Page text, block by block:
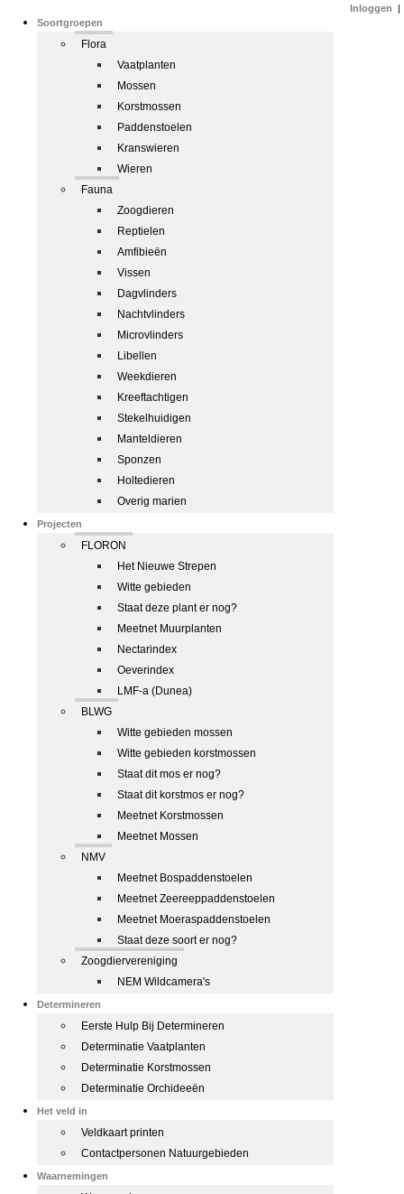
Soortgroepen
Flora
Vaatplanten
Mossen
Korstmossen
Paddenstoelen
Kranswieren
Wieren
Fauna
Zoogdieren
Reptielen
Amfibieën
Vissen
Dagvlinders
Nachtvlinders
Microvlinders
Libellen
Weekdieren
Kreeftachtigen
Stekelhuidigen
Manteldieren
Sponzen
Holtedieren
Overig marien
Projecten
FLORON
Het Nieuwe Strepen
Witte gebieden
Staat deze plant er nog?
Meetnet Muurplanten
Nectarindex
Oeverindex
LMF-a (Dunea)
BLWG
Witte gebieden mossen
Witte gebieden korstmossen
Staat dit mos er nog?
Staat dit korstmos er nog?
Meetnet Korstmossen
Meetnet Mossen
NMV
Meetnet Bospaddenstoelen
Meetnet Zeereeppaddenstoelen
Meetnet Moeraspaddenstoelen
Staat deze soort er nog?
Zoogdiervereniging
NEM Wildcamera's
Determineren
Eerste Hulp Bij Determineren
Determinatie Vaatplanten
Determinatie Korstmossen
Determinatie Orchideeën
Het veld in
Veldkaart printen
Contactpersonen Natuurgebieden
Waarnemingen
Inloggen |